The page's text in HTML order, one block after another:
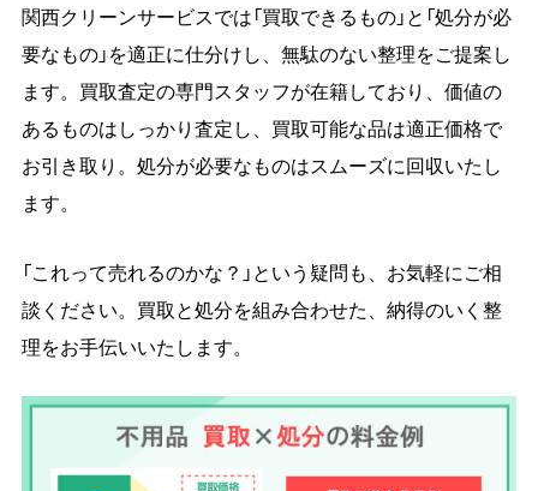
関西クリーンサービスでは「買取できるもの」と「処分が必
要なもの」を適正に仕分けし、無駄のない整理をご提案し
ます。買取査定の専門スタッフが在籍しており、価値の
あるものはしっかり査定し、買取可能な品は適正価格で
お引き取り。処分が必要なものはスムーズに回収いたし
ます。
「これって売れるのかな？」という疑問も、お気軽にご相
談ください。買取と処分を組み合わせた、納得のいく整
理をお手伝いいたします。